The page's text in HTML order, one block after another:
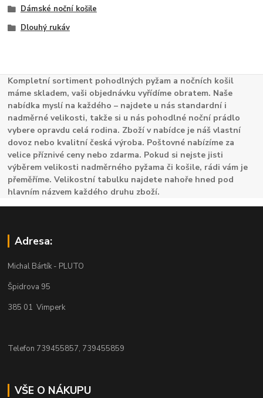
Dámské noční košile
Dlouhý rukáv
Kompletní sortiment pohodlných pyžam a nočních košil
máme skladem, vaši objednávku vyřídíme obratem. Naše
nabídka myslí na každého – najdete u nás standardní i
nadměrné velikosti, takže si u nás pohodlné noční prádlo
vybere opravdu celá rodina. Zboží v nabídce je náš vlastní
dovoz nebo kvalitní česká výroba. Poštovné nabízíme za
velice příznivé ceny nebo zdarma. Pokud si nejste jisti
výběrem velikosti nadměrného pyžama či košile, rádi vám je
přeměříme. Velikostní tabulku najdete nahoře hned pod
hlavním názvem každého druhu zboží.
Adresa:
Michal Bártík - PLUTO
Špidrova 95
385 01 Vimperk
Telefon 739455857, 739455859
VŠE O NÁKUPU